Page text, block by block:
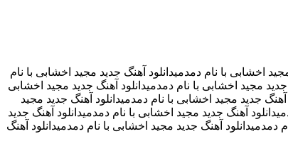
اخشابی با نام دمدمیدانلود آهنگ جدید مجید اخشابی با نام
مجید اخشابی با نام دمدمیدانلود آهنگ جدید مجید اخشابی
جدید مجید اخشابی با نام دمدمیدانلود آهنگ جدید مجید
آهنگ جدید مجید اخشابی با نام دمدمیدانلود آهنگ جدید
آهنگ جدید مجید اخشابی با نام دمدمیدانلود آهنگ